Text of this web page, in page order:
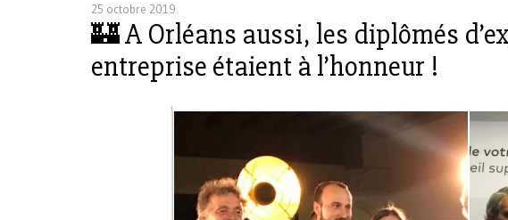
25 octobre 2019
🏰 A Orléans aussi, les diplômés
entreprise étaient à l’honneur !